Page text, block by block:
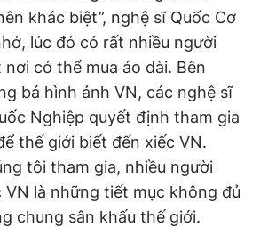
khác biệt”, nghệ sĩ Quốc Cơ
lúc đó có rất nhiều người
có thể mua áo dài. Bên
bá hình ảnh VN, các nghệ sĩ
Nghiệp quyết định tham gia
thế giới biết đến xiếc VN.
tôi tham gia, nhiều người
là những tiết mục không đủ
chung sân khấu thế giới.